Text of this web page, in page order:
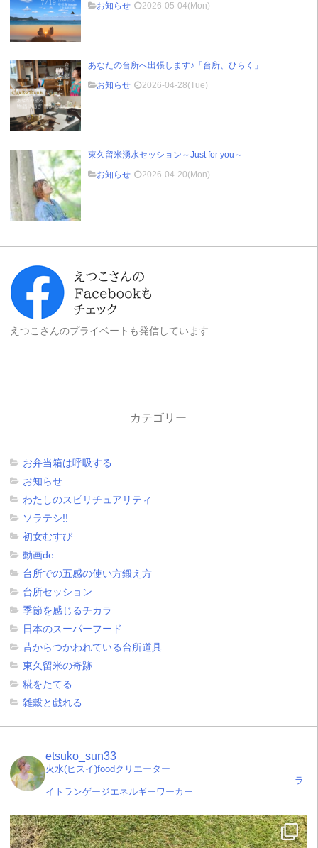
お知らせ
2026-05-04(Mon)
あなたの台所へ出張します♪「台所、ひらく」
お知らせ
2026-04-28(Tue)
東久留米湧水セッション～Just for you～
お知らせ
2026-04-20(Mon)
えつこさんのプライベートも発信しています
カテゴリー
お弁当箱は呼吸する
お知らせ
わたしのスピリチュアリティ
ソラテシ!!
初女むすび
動画de
台所での五感の使い方鍛え方
台所セッション
季節を感じるチカラ
日本のスーパーフード
昔からつかわれている台所道具
東久留米の奇跡
糀をたてる
雑穀と戯れる
etsuko_sun33
火水(ヒスイ)foodクリエーター
ラ
イトランゲージエネルギーワーカー